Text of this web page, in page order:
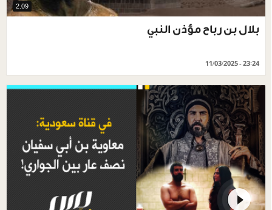
2.09
بلال بن رباح مؤذن النبي
11/03/2025 - 23:24